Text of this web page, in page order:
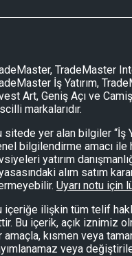
TradeMaster
İş Yatırım,
Art, Geniş Açı ve
markalarıdır.
sitede yer alan bilgiler “İş
bilgilendirme amacı ile
yatırım
alım satım
Uyarı notu için
içeriğe ilişkin tüm telif
Bu içerik, açık iznimiz
amaçla, kısmen veya
veya